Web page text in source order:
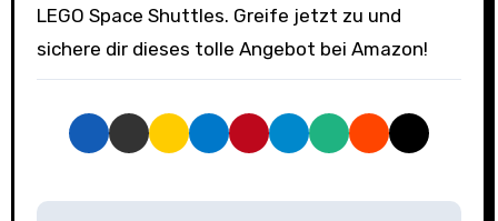
LEGO Space Shuttles. Greife jetzt zu und
sichere dir dieses tolle Angebot bei Amazon!